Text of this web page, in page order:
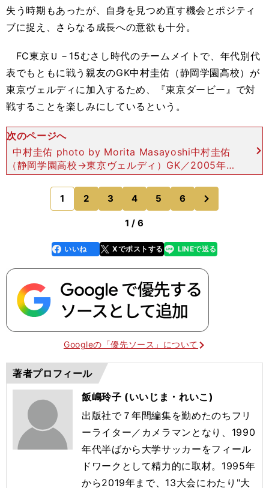
失う時期もあったが、自身を見つめ直す機会とポジティ
ブに捉え、さらなる成長への意欲も十分。
FC東京Ｕ－15むさし時代のチームメイトで、年代別代
表でもともに戦う親友のGK中村圭佑（静岡学園高校）が
東京ヴェルディに加入するため、『東京ダービー』で対
戦することを楽しみにしているという。
次のページへ
中村圭佑 photo by Morita Masayoshi中村圭佑
（静岡学園高校→東京ヴェルディ）GK／2005年４
月27日生まれ／187cm、80kg 小学生の頃はフィ
ールドプレイヤーだったが、
1 2 3 4 5 6
のページへ
1 / 6
faceboo
k
いいね Xでポストする
line LINEで送る
Googleの「優先ソース」について
著者プロフィール
飯嶋玲子 (いいじま・れいこ)
出版社で７年間編集を勤めたのちフリ
ーライター／カメラマンとな り、1990
年代半ばから大学サッカーをフィール
ドワークとして精力 的に取材。1995年
から2019年まで、13大会にわたり"大